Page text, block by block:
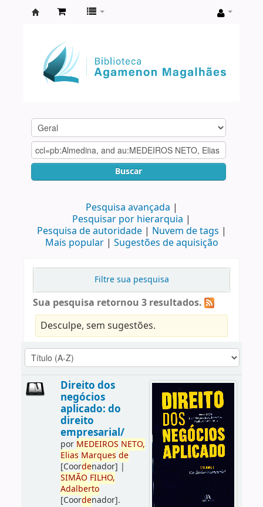
Agamenon
Magalhães
Buscar
Pesquisa avançada
Pesquisar por hierarquia
Pesquisa de autoridade
Nuvem de tags
Mais popular
Sugestões de aquisição
Filtre sua pesquisa
Sua pesquisa retornou 3 resultados.
Desculpe, sem sugestões.
Direito dos
negócios
aplicado: do
direito
empresarial/
por MEDEIROS NETO,
Elias Marques de
[Coordenador] |
SIMÃO FILHO,
Adalberto
[Coordenador].